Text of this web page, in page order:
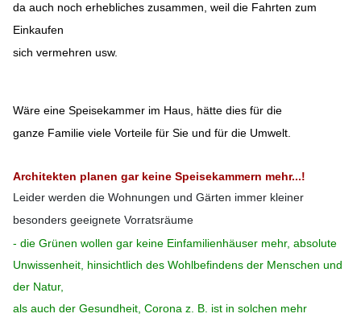
da auch noch erhebliches zusammen, weil die Fahrten zum
Einkaufen
sich vermehren usw.
Wäre eine Speisekammer im Haus, hätte dies für die
ganze Familie viele Vorteile für Sie und für die Umwelt.
Architekten planen gar keine Speisekammern mehr...!
Leider werden die Wohnungen und Gärten immer kleiner
besonders geeignete Vorratsräume
- die Grünen wollen gar keine Einfamilienhäuser mehr, absolute
Unwissenheit, hinsichtlich des Wohlbefindens der Menschen und
der Natur,
als auch der Gesundheit, Corona z. B. ist in solchen mehr